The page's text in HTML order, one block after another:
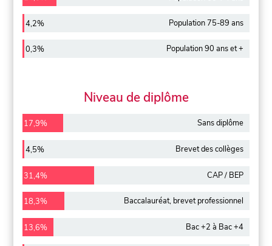
4,2% Population 75-89 ans
0,3% Population 90 ans et +
Niveau de diplôme
17,9% Sans diplôme
4,5% Brevet des collèges
31,4% CAP / BEP
18,3% Baccalauréat, brevet professionnel
13,6% Bac +2 à Bac +4